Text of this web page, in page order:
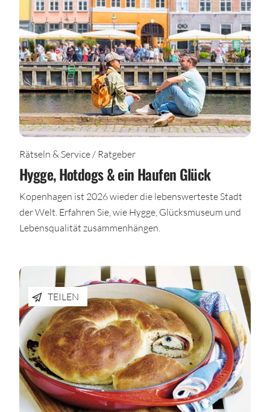
Rätseln & Service / Ratgeber
Hygge, Hotdogs & ein Haufen Glück
Kopenhagen ist 2026 wieder die lebenswerteste Stadt
der Welt. Erfahren Sie, wie Hygge, Glücksmuseum und
Lebensqualität zusammenhängen.
TEILEN